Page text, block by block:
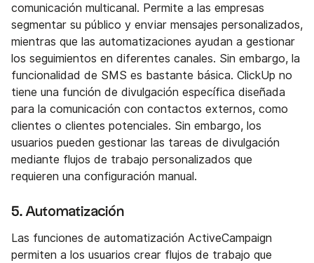
comunicación multicanal. Permite a las empresas
segmentar su público y enviar mensajes personalizados,
mientras que las automatizaciones ayudan a gestionar
los seguimientos en diferentes canales. Sin embargo, la
funcionalidad de SMS es bastante básica. ClickUp no
tiene una función de divulgación específica diseñada
para la comunicación con contactos externos, como
clientes o clientes potenciales. Sin embargo, los
usuarios pueden gestionar las tareas de divulgación
mediante flujos de trabajo personalizados que
requieren una configuración manual.
5. Automatización
Las funciones de automatización ActiveCampaign
permiten a los usuarios crear flujos de trabajo que